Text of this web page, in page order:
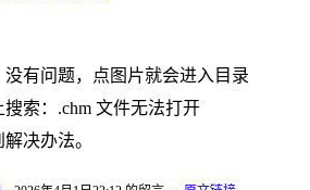
没有问题，点图片就会进入目录
索：.chm 文件无法打开
决办法。